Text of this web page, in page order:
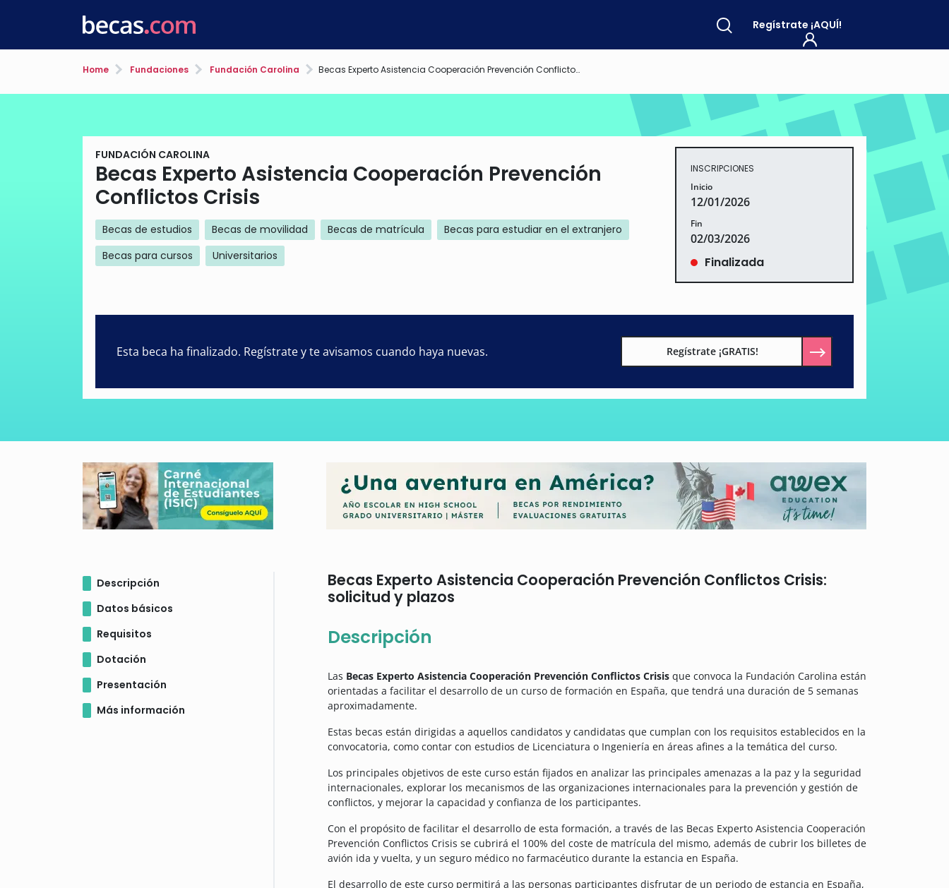
Regístrate ¡AQUÍ!
Home Fundaciones Fundación Carolina Becas Experto Asistencia Cooperación Prevención Conflictos Crisis
FUNDACIÓN CAROLINA
Becas Experto Asistencia Cooperación Prevención
Conflictos Crisis
Becas de estudios Becas de movilidad Becas de matrícula
Becas para estudiar en el extranjero
Becas para cursos
Universitarios
INSCRIPCIONES
Inicio
12/01/2026
Fin
02/03/2026
Finalizada
Esta beca ha finalizado. Regístrate y te avisamos cuando haya nuevas. Regístrate ¡GRATIS!
Descripción
Datos básicos
Requisitos
Dotación
Presentación
Más información
Becas Experto Asistencia Cooperación Prevención Conflictos Crisis:
solicitud y plazos
Descripción
Las Becas Experto Asistencia Cooperación Prevención Conflictos Crisis que convoca la Fundación Carolina están
orientadas a facilitar el desarrollo de un curso de formación en España, que tendrá una duración de 5 semanas
aproximadamente.
Estas becas están dirigidas a aquellos candidatos y candidatas que cumplan con los requisitos establecidos en la
convocatoria, como contar con estudios de Licenciatura o Ingeniería en áreas afines a la temática del curso.
Los principales objetivos de este curso están fijados en analizar las principales amenazas a la paz y la seguridad
internacionales, explorar los mecanismos de las organizaciones internacionales para la prevención y gestión de
conflictos, y mejorar la capacidad y confianza de los participantes.
Con el propósito de facilitar el desarrollo de esta formación, a través de las Becas Experto Asistencia Cooperación
Prevención Conflictos Crisis se cubrirá el 100% del coste de matrícula del mismo, además de cubrir los billetes de
avión ida y vuelta, y un seguro médico no farmacéutico durante la estancia en España.
El desarrollo de este curso permitirá a las personas participantes disfrutar de un periodo de estancia en España,